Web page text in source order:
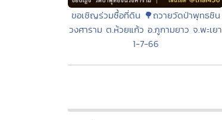
ขอเชิญร่วมซื้อที่ดิน 🌳ถวายวัดป่าพุทธชิน
วงศาราม ต.ห้วยแก้ว อ.ภูกามยาว จ.พะเยา
1-7-66